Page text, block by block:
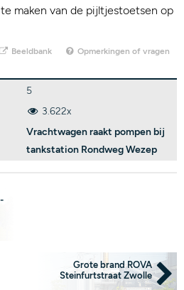
maken van de pijltjestoetsen op
Beeldbank Opmerkingen of vragen
5
3.622x
Vrachtwagen raakt pompen bij
tankstation Rondweg Wezep
Grote brand ROVA
Steinfurtstraat Zwolle